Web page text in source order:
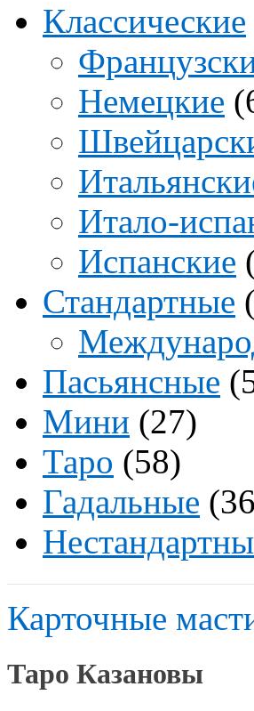
Классические
Немецкие
Итало-
Испанские
Стандартные
Пасьянсные
Мини (27)
Таро (58)
Гадальные
Карточные
Таро Казановы